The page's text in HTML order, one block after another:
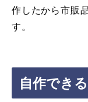
作したから市販
す。
自作でき